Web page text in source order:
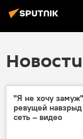
"Я не хочу
ревущей
сеть – видео